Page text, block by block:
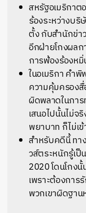
สหรัฐอเมริกาต
ร้องระหว่างบริ
ตั้ง กับสำนักข่า
อีกฝ่ายโกงผล
การฟ้องร้องหมิ่
ในอเมริกา คำ
ความคุ้มครองสื่
ผิดพลาดในการ
เสนอไปนั้นไม่จ
พยาบาท ก็ไม่เ
สำหรับคดีนี้ ทา
วส์ตระหนักรู้เป็
2020 โดนโกง
เพราะต้องการ
พวกเขาผิดฐา